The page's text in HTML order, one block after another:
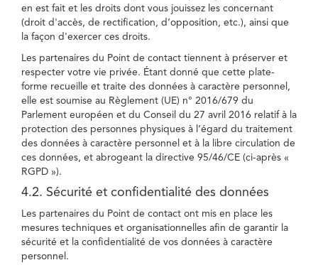
en est fait et les droits dont vous jouissez les concernant
(droit d'accès, de rectification, d’opposition, etc.), ainsi que
la façon d'exercer ces droits.
Les partenaires du Point de contact tiennent à préserver et
respecter votre vie privée. Étant donné que cette plate-
forme recueille et traite des données à caractère personnel,
elle est soumise au Règlement (UE) n° 2016/679 du
Parlement européen et du Conseil du 27 avril 2016 relatif à la
protection des personnes physiques à l’égard du traitement
des données à caractère personnel et à la libre circulation de
ces données, et abrogeant la directive 95/46/CE (ci-après «
RGPD »).
4.2. Sécurité et confidentialité des données
Les partenaires du Point de contact ont mis en place les
mesures techniques et organisationnelles afin de garantir la
sécurité et la confidentialité de vos données à caractère
personnel.